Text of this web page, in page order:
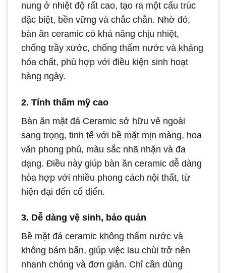
nung ở nhiệt độ rất cao, tạo ra một cấu trúc
đặc biệt, bền vững và chắc chắn. Nhờ đó,
bàn ăn ceramic có khả năng chịu nhiệt,
chống trầy xước, chống thấm nước và kháng
hóa chất, phù hợp với điều kiện sinh hoạt
hàng ngày.
2. Tính thẩm mỹ cao
Bàn ăn mặt đá Ceramic sở hữu vẻ ngoài
sang trọng, tinh tế với bề mặt mịn màng, hoa
văn phong phú, màu sắc nhã nhặn và đa
dạng. Điều này giúp bàn ăn ceramic dễ dàng
hòa hợp với nhiều phong cách nội thất, từ
hiện đại đến cổ điển.
3. Dễ dàng vệ sinh, bảo quản
Bề mặt đá ceramic không thấm nước và
không bám bẩn, giúp việc lau chùi trở nên
nhanh chóng và đơn giản. Chỉ cần dùng